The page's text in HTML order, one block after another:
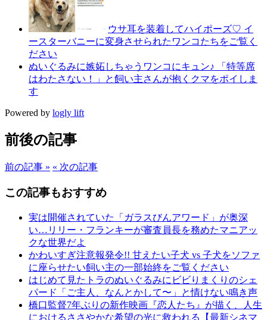
ウサ耳を装着してハイポーズ♡ イ
ースターバニーに変身させられたワンコたちをご覧く
ださい
ぬいぐるみに嫉妬しちゃうワンコにキュン♪ 「特等席
はわたさない！」と飼い主さんが抱くクマをポイしま
す
Powered by logly lift
前後の記事
前の記事 » « 次の記事
この記事もおすすめ
実は開催されていた「ガラスびんアワード」が奥深
い…リリー・フランキーが審査員長を務めたマニアッ
クな世界だよ
かわいすぎ注意報発令!! 甘えたい子犬 vs 子犬をソファ
に座らせたい飼い主の一部始終をご覧ください
はじめて見たトラのぬいぐるみにビビりまくりのシェ
パード「ご主人、なんとかして〜」と情けない鳴き声
橋口監督7年ぶりの新作映画『恋人たち』が描く、人生
におけるささやかな希望の光に救われる【最新シネマ